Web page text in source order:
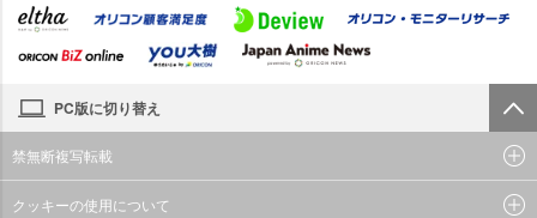
PC版に切り替え
禁無断複写転載
クッキーの使用について